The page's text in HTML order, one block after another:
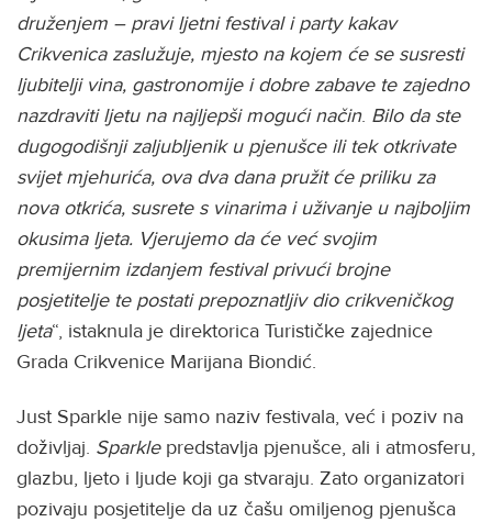
druženjem – pravi ljetni festival i party kakav
Crikvenica zaslužuje, mjesto na kojem će se susresti
ljubitelji vina, gastronomije i dobre zabave te zajedno
nazdraviti ljetu na najljepši mogući način. Bilo da ste
dugogodišnji zaljubljenik u pjenušce ili tek otkrivate
svijet mjehurića, ova dva dana pružit će priliku za
nova otkrića, susrete s vinarima i uživanje u najboljim
okusima ljeta. Vjerujemo da će već svojim
premijernim izdanjem festival privući brojne
posjetitelje te postati prepoznatljiv dio crikveničkog
ljeta“, istaknula je direktorica Turističke zajednice
Grada Crikvenice Marijana Biondić.
Just Sparkle nije samo naziv festivala, već i poziv na
doživljaj. Sparklepredstavlja pjenušce, ali i atmosferu,
glazbu, ljeto i ljude koji ga stvaraju. Zato organizatori
pozivaju posjetitelje da uz čašu omiljenog pjenušca